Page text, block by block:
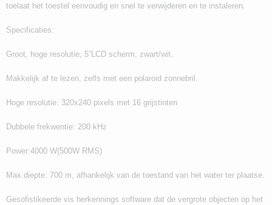
toelaat het toestel eenvoudig en snel te verwijderen en te instaleren.
Specificaties:
Groot, hoge resolutie, 5”LCD scherm, zwart/wit.
Makkelijk af te lezen, zelfs met een polaroid zonnebril.
Hoge resolutie: 320x240 pixels met 16 grijstinten
Dubbele frekwentie: 200 kHz
Power:4000 W(500W RMS)
Max.diepte: 700 m, afhankelijk van de toestand van het water ter plaatse.
Gesofistikeerde vis herkennings software dat de vergrote objecten op het